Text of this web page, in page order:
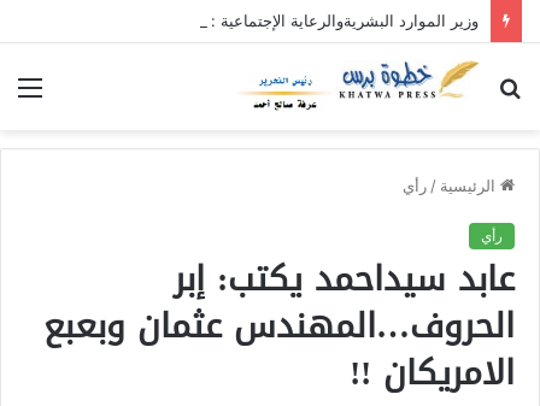
الرئيسية / رأي
رأي
عابد سيداحمد يكتب: إبر
الحروف…المهندس عثمان وبعبع
الامريكان !!